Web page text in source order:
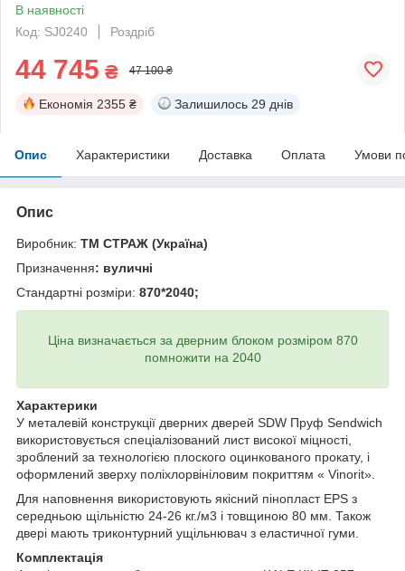
В наявності
Код: SJ0240
Роздріб
44 745 ₴ 47 100 ₴
Економія 2355 ₴ Залишилось 29 днів
Опис Характеристики Доставка Оплата Умови
Опис
Виробник: ТМ СТРАЖ (Україна)
Призначення: вуличні
Стандартні розміри: 870*2040;
Ціна визначається за дверним блоком розміром 870
помножити на 2040
Характерики
У металевій конструкції дверних дверей SDW Пруф Sendwich
використовується спеціалізований лист високої міцності,
зроблений за технологією плоского оцинкованого прокату, і
оформлений зверху поліхлорвініловим покриттям « Vinorit».
Для наповнення використовують якісний пінопласт EPS з
середньою щільністю 24-26 кг./м3 і товщиною 80 мм. Також
двері мають триконтурний ущільнювач з еластичної гуми.
Комплектація